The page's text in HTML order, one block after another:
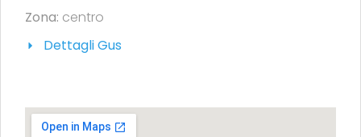
Zona: centro
Dettagli Gus